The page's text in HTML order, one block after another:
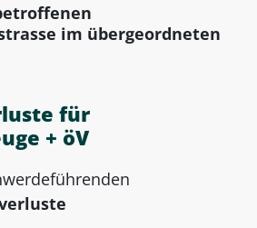
im übergeordneten
für
+ öV